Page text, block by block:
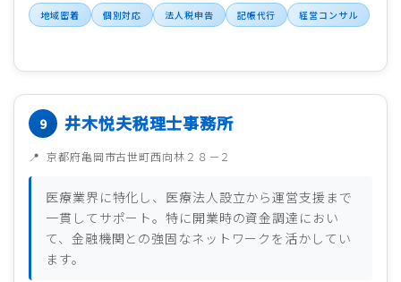
地域密着 個別対応 法人税申告 記帳代行 経営コンサル
井木悦夫税理士事務所
京都府亀岡市古世町西向林２８－２
医療業界に特化し、医療法人設立から運営支援まで
一貫してサポート。特に開業時の資金調達におい
て、金融機関との強固なネットワークを活かしてい
ます。